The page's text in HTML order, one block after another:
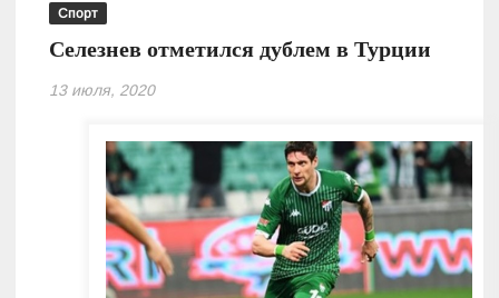
Спорт
Селезнев отметился дублем в Турции
13 июля, 2020